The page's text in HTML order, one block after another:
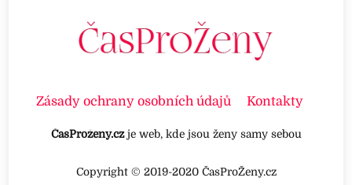
Zásady ochrany osobních údajů Kontakty
ČasProženy.czje web, kde jsou ženy samy sebou
Copyright © 2019-2020 ČasProŽeny.cz